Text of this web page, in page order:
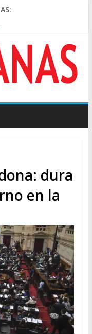
un tren y un
Plaza de Mayo de
representante
privada, Bullrich
“ficción judicial” el
dura
en la